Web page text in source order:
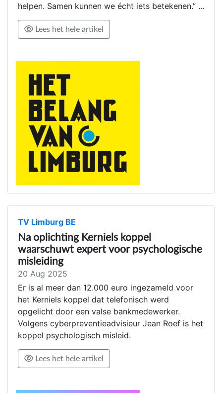
helpen. Samen kunnen we écht iets betekenen.” ...
Lees het hele artikel
TV Limburg BE
Na oplichting Kerniels koppel
waarschuwt expert voor psychologische
misleiding
20 Aug 2025
Er is al meer dan 12.000 euro ingezameld voor
het Kerniels koppel dat telefonisch werd
opgelicht door een valse bankmedewerker.
Volgens cyberpreventieadvisieur Jean Roef is het
koppel psychologisch misleid.
Lees het hele artikel